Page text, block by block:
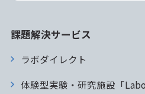
課題解決サービス
ラボダイレクト
体験型実験・研究施設「